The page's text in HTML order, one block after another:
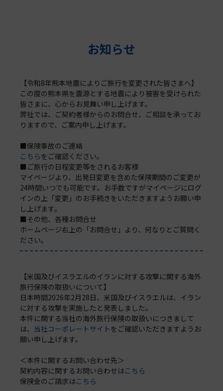
お知らせ
【令和8年熊本地震によりご旅行を変更された皆さまへ】
この度の熊本県を震源とする地震により被害を受けられた
皆さまに、心からお見舞い申し上げます。
弊社では、ご契約者様からのお問合せ、ご相談を承ってお
りますので、ご案内申し上げます。
■保険事故のご連絡
こちらをご確認ください。
■ご旅行の日程変更等をされるお客様
マイページより、出発日変更を含めた保険期間のご変更が
24時間いつでも可能です。お手数ですがマイページにログ
インの上「変更」のお手続きをいただきますようお願い申
し上げます。
■その他、各種お問合せ
ホームページ右上の「お問合せ」より、何なりとご質問く
ださい。
【米国及びイスラエルのイランに対する攻撃に関する海外
旅行保険の取扱いについて】
日本時間2026年2月28日、米国及びイスラエルは、イラン
に対する攻撃を実施したと発表しました。
本件に関する当社の海外旅行保険の取扱いにつきまして
は、 当社コーポレートサイトをご確認いただきますようお
願い申し上げます。
＜本件に関するお問い合わせ先＞
契約内容に関するお問い合わせはこちら
保険金のご請求はこちら